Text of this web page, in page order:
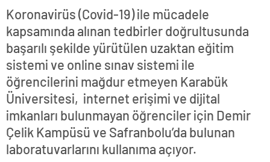
Koronavirüs (Covid-19) ile mücadele
kapsamında alınan tedbirler doğrultusunda
başarılı şekilde yürütülen uzaktan eğitim
sistemi ve online sınav sistemi ile
öğrencilerini mağdur etmeyen Karabük
Üniversitesi, internet erişimi ve dijital
imkanları bulunmayan öğrenciler için Demir
Çelik Kampüsü ve Safranbolu’da bulunan
laboratuvarlarını kullanıma açıyor.